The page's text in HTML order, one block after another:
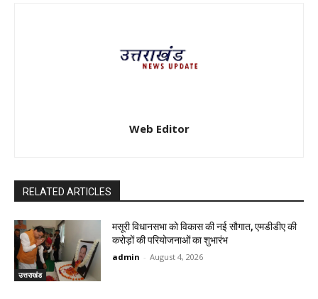
Web Editor
RELATED ARTICLES
उत्तराखंड
मसूरी विधानसभा को विकास की नई सौगात, एमडीडीए की
करोड़ों की परियोजनाओं का शुभारंभ
admin - August 4, 2026